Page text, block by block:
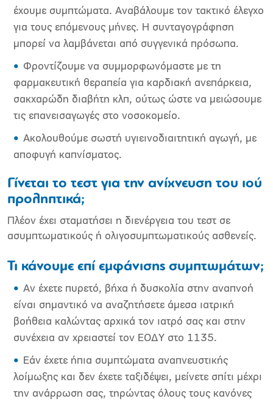
έχουμε συμπτώματα. Αναβάλουμε τον τακτικό έλεγχο
για τους επόμενους μήνες. Η συνταγογράφηση
μπορεί να λαμβάνεται από συγγενικά πρόσωπα.
Φροντίζουμε να συμμορφωνόμαστε με τη
φαρμακευτική θεραπεία για καρδιακή ανεπάρκεια,
σακχαρώδη διαβήτη κλπ, ούτως ώστε να μειώσουμε
τις επανεισαγωγές στο νοσοκομείο.
Ακολουθούμε σωστή υγιεινοδιαιτητική αγωγή, με
αποφυγή καπνίσματος.
Γίνεται το τεστ για την ανίχνευση του ιού
προληπτικά;
Πλέον έχει σταματήσει η διενέργεια του τεστ σε
ασυμπτωματικούς ή ολιγοσυμπτωματικούς ασθενείς.
Τι κάνουμε επί εμφάνισης συμπτωμάτων;
Αν έχετε πυρετό, βήχα ή δυσκολία στην αναπνοή
είναι σημαντικό να αναζητήσετε άμεσα ιατρική
βοήθεια καλώντας αρχικά τον ιατρό σας και στην
συνέχεια αν χρειαστεί τον ΕΟΔΥ στο 1135.
Εάν έχετε ήπια συμπτώματα αναπνευστικής
λοίμωξης και δεν έχετε ταξιδέψει, μείνετε σπίτι μέχρι
την ανάρρωση σας, τηρώντας όλους τους κανόνες